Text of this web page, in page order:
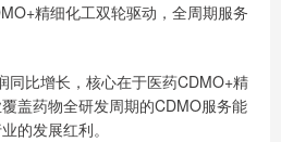
精细化工双轮驱动，全周期服务
同比增长，核心在于医药CDMO+精
盖药物全研发周期的CDMO服务能
的发展红利。